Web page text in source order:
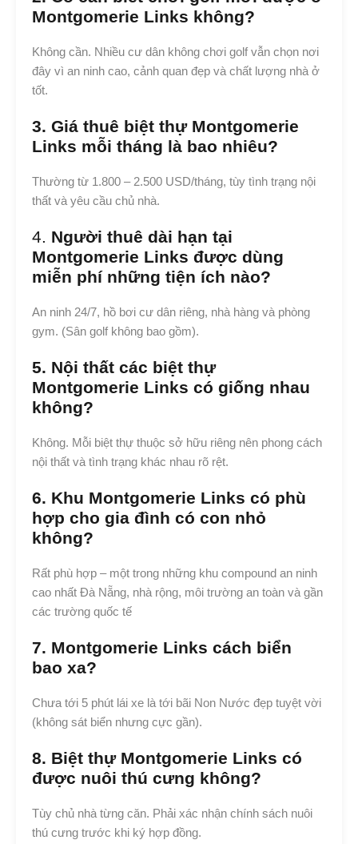
Montgomerie Links không?
Không cần. Nhiều cư dân không chơi golf vẫn chọn nơi
đây vì an ninh cao, cảnh quan đẹp và chất lượng nhà ở
tốt.
3. Giá thuê biệt thự Montgomerie
Links mỗi tháng là bao nhiêu?
Thường từ 1.800 – 2.500 USD/tháng, tùy tình trạng nội
thất và yêu cầu chủ nhà.
4. Người thuê dài hạn tại
Montgomerie Links được dùng
miễn phí những tiện ích nào?
An ninh 24/7, hồ bơi cư dân riêng, nhà hàng và phòng
gym. (Sân golf không bao gồm).
5. Nội thất các biệt thự
Montgomerie Links có giống nhau
không?
Không. Mỗi biệt thự thuộc sở hữu riêng nên phong cách
nội thất và tình trạng khác nhau rõ rệt.
6. Khu Montgomerie Links có phù
hợp cho gia đình có con nhỏ
không?
Rất phù hợp – một trong những khu compound an ninh
cao nhất Đà Nẵng, nhà rộng, môi trường an toàn và gần
các trường quốc tế
7. Montgomerie Links cách biển
bao xa?
Chưa tới 5 phút lái xe là tới bãi Non Nước đẹp tuyệt vời
(không sát biển nhưng cực gần).
8. Biệt thự Montgomerie Links có
được nuôi thú cưng không?
Tùy chủ nhà từng căn. Phải xác nhận chính sách nuôi
thú cưng trước khi ký hợp đồng.